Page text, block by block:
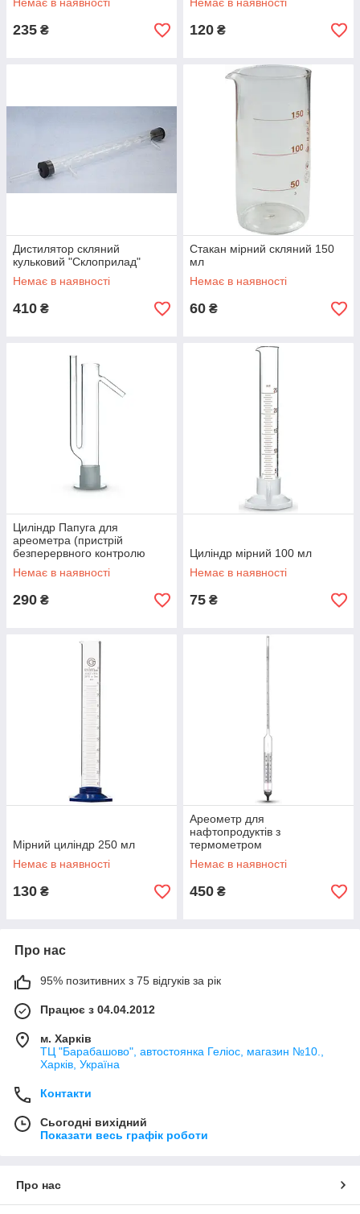
235 ₴ 120 ₴
Дистилятор скляний
кульковий "Склоприлад"
Немає в наявності
410 ₴
Стакан мірний скляний 150
мл
Немає в наявності
60 ₴
Циліндр Папуга для
ареометра (пристрій
безперервного контролю
фортеці)
Немає в наявності
290 ₴
Циліндр мірний 100 мл
Немає в наявності
75 ₴
Мірний циліндр 250 мл
Немає в наявності
130 ₴
Ареометр для
нафтопродуктів з
термометром
Немає в наявності
450 ₴
Про нас
95% позитивних з 75 відгуків за рік
Працює з 04.04.2012
м. Харків
ТЦ "Барабашово", автостоянка Геліос, магазин №10.,
Харків, Україна
Контакти
Сьогодні вихідний
Показати весь графік роботи
Про нас